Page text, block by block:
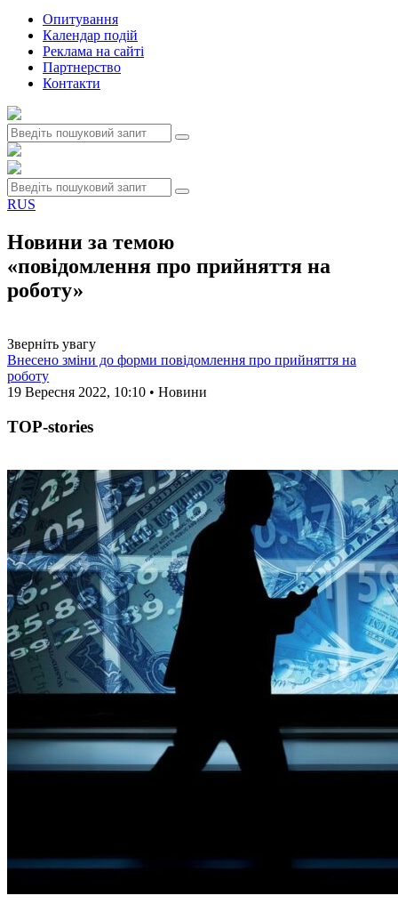
Опитування
Календар подій
Реклама на сайтi
Партнерство
Контакти
RUS
Новини за темою
«повідомлення про прийняття на
роботу»
Зверніть увагу
Внесено зміни до форми повідомлення про прийняття на
роботу
19 Вересня 2022, 10:10 • Новини
TOP-stories